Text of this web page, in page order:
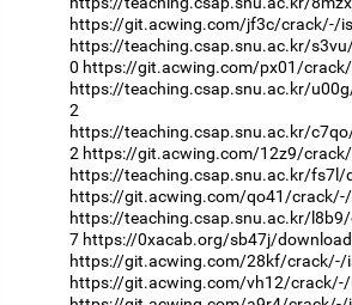
https://git.acwing.com/jf3c/crack/-/
https://teaching.csap.snu.ac.kr/
0 https://git.acwing.com/px01/
https://teaching.csap.snu.ac.kr/
2
https://teaching.csap.snu.ac.kr/
2 https://git.acwing.com/12z9/
https://teaching.csap.snu.ac.kr/
https://git.acwing.com/qo41/
https://teaching.csap.snu.ac.kr/
7 https://0xacab.org/sb47j/
https://git.acwing.com/28kf/crack/-/
https://git.acwing.com/vh12/